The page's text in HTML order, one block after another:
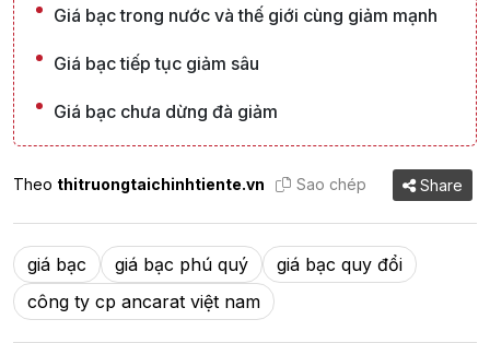
Giá bạc trong nước và thế giới cùng giảm mạnh
Giá bạc tiếp tục giảm sâu
Giá bạc chưa dừng đà giảm
Theo thitruongtaichinhtiente.vn Sao chép Share
giá bạc giá bạc phú quý
giá bạc quy đổi
công ty cp ancarat việt nam